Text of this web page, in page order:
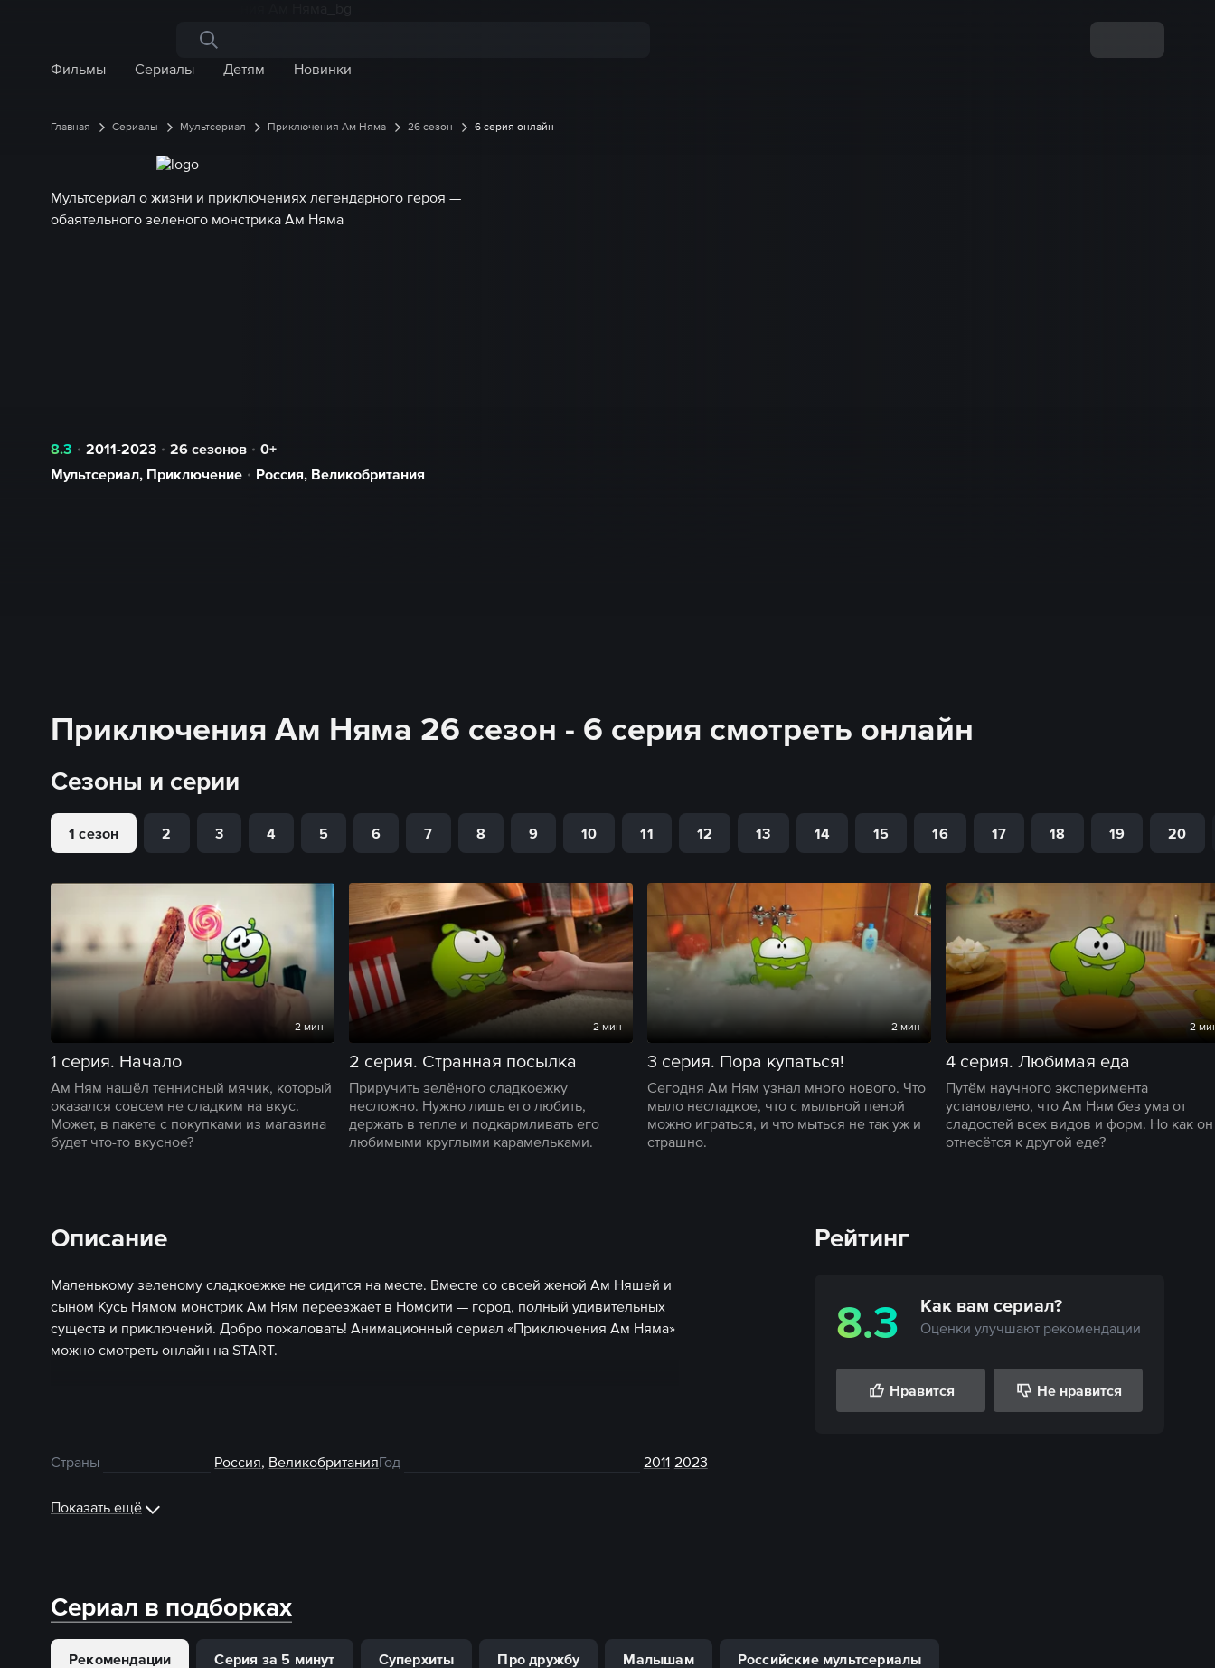
Поиск по сайту
Фильмы
Сериалы Детям Новинки
Главная Сериалы Мультсериал Приключения Ам Няма 26 сезон 6 серия онлайн
Мультсериал о жизни и приключениях легендарного героя —
обаятельного зеленого монстрика Ам Няма
8.3 2011-2023 26 сезонов
0+
Мультсериал, Приключение Россия, Великобритания
Приключения Ам Няма 26 сезон - 6 серия смотреть онлайн
Сезоны и серии
1 сезон 2 3 4 5 6 7 8 9 10 11 12 13 14 15 16 17 18 19 20
2 мин
1 серия. Начало
Ам Ням нашёл теннисный мячик, который
оказался совсем не сладким на вкус.
Может, в пакете с покупками из магазина
будет что-то вкусное?
2 мин
2 серия. Странная посылка
Приручить зелёного сладкоежку
несложно. Нужно лишь его любить,
держать в тепле и подкармливать его
любимыми круглыми карамельками.
2 мин
3 серия. Пора купаться!
Сегодня Ам Ням узнал много нового. Что
мыло несладкое, что с мыльной пеной
можно играться, и что мыться не так уж и
страшно.
2
4 серия. Любимая еда
Путём научного эксперимента
установлено, что Ам Ням без ума от
сладостей всех видов и форм. Но как он
отнесётся к другой еде?
Описание
Маленькому зеленому сладкоежке не сидится на месте. Вместе со своей женой Ам Няшей и
сыном Кусь Нямом монстрик Ам Ням переезжает в Номсити — город, полный удивительных
существ и приключений. Добро пожаловать! Анимационный сериал «Приключения Ам Няма»
можно смотреть онлайн на START.
Страны Россия, ВеликобританияГод 2011-2023
Показать ещё
Рейтинг
8.3 Как вам сериал?
Оценки улучшают рекомендации
Нравится Не нравится
Сериал в подборках
Рекомендации Серия за 5 минут Суперхиты Про дружбу Малышам Российские мультсериалы